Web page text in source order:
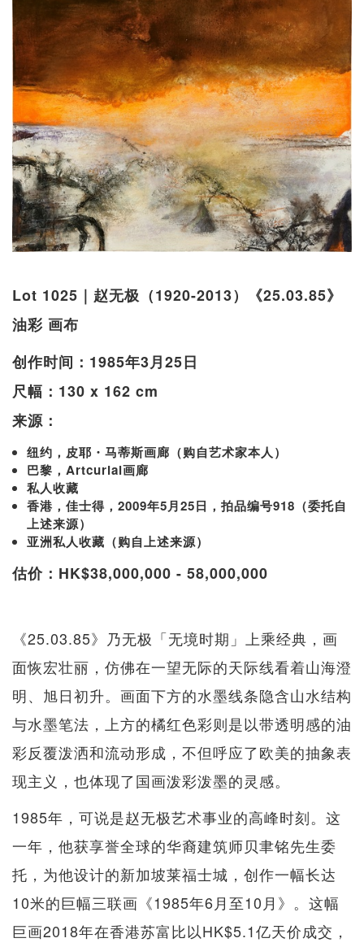
Lot 1025｜赵无极（1920-2013）《25.03.85》
油彩 画布
创作时间：1985年3月25日
尺幅：130 x 162 cm
来源：
纽约，皮耶・马蒂斯画廊（购自艺术家本人）
巴黎，Artcurial画廊
私人收藏
香港，佳士得，2009年5月25日，拍品编号918（委托自
上述来源）
亚洲私人收藏（购自上述来源）
估价：HK$38,000,000 - 58,000,000
《25.03.85》乃无极「无境时期」上乘经典，画
面恢宏壮丽，仿佛在一望无际的天际线看着山海澄
明、旭日初升。画面下方的水墨线条隐含山水结构
与水墨笔法，上方的橘红色彩则是以带透明感的油
彩反覆泼洒和流动形成，不但呼应了欧美的抽象表
现主义，也体现了国画泼彩泼墨的灵感。
1985年，可说是赵无极艺术事业的高峰时刻。这
一年，他获享誉全球的华裔建筑师贝聿铭先生委
托，为他设计的新加坡莱福士城，创作一幅长达
10米的巨幅三联画《1985年6月至10月》。这幅
巨画2018年在香港苏富比以HK$5.1亿天价成交，